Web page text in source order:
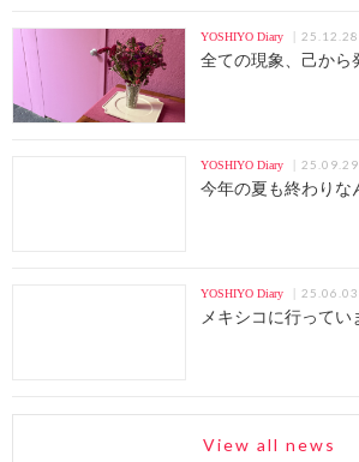
YOSHIYO Diary 25.12.28
全ての現象、己から
YOSHIYO Diary 25.09.29
今年の夏も終わりな
YOSHIYO Diary 25.06.03
メキシコに行って
View all news